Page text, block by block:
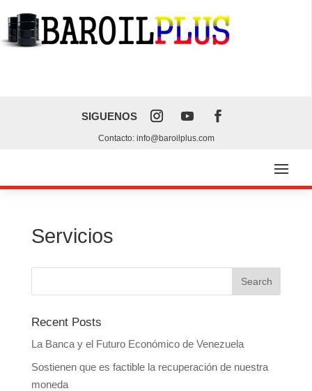
SIGUENOS
Contacto: info@baroilplus.com
Servicios
Recent Posts
La Banca y el Futuro Económico de Venezuela
Sostienen que es factible la recuperación de nuestra
moneda